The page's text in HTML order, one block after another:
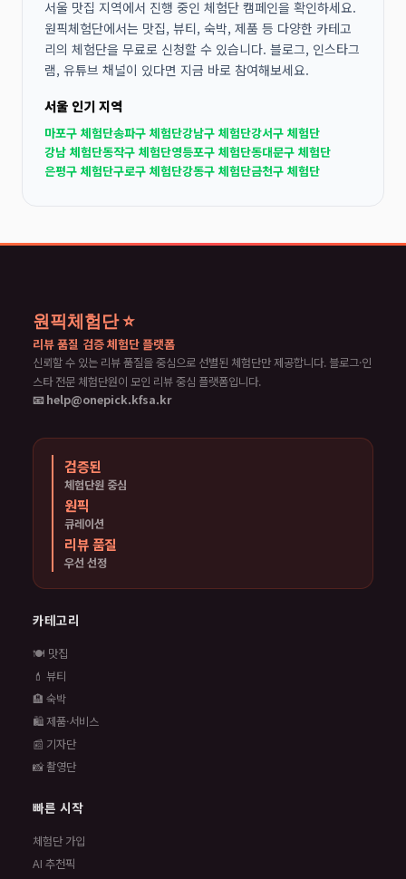
서울 맛집 지역에서 진행 중인 체험단 캠페인을 확인하세요.
원픽체험단에서는 맛집, 뷰티, 숙박, 제품 등 다양한 카테고
리의 체험단을 무료로 신청할 수 있습니다. 블로그, 인스타그
램, 유튜브 채널이 있다면 지금 바로 참여해보세요.
서울 인기 지역
마포구 체험단송파구 체험단강남구 체험단강서구 체험단
강남 체험단동작구 체험단영등포구 체험단동대문구 체험단
은평구 체험단구로구 체험단강동구 체험단금천구 체험단
원픽체험단 ⭐
리뷰 품질 검증 체험단 플랫폼
신뢰할 수 있는 리뷰 품질을 중심으로 선별된 체험단만 제공합니다. 블로그·인
스타 전문 체험단원이 모인 리뷰 중심 플랫폼입니다.
📧 help@onepick.kfsa.kr
검증된
체험단원 중심
원픽
큐레이션
리뷰 품질
우선 선정
카테고리
🍽️ 맛집
💄 뷰티
🏨 숙박
🛍️ 제품·서비스
📰 기자단
📸 촬영단
빠른 시작
체험단 가입
AI 추천픽